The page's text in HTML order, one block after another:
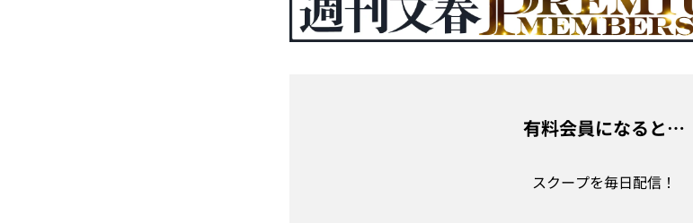
有料会員になると…
スクープを毎日配信！